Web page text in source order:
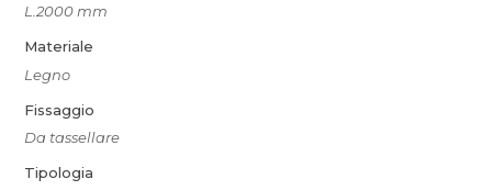
L.2000 mm
Materiale
Legno
Fissaggio
Da tassellare
Tipologia